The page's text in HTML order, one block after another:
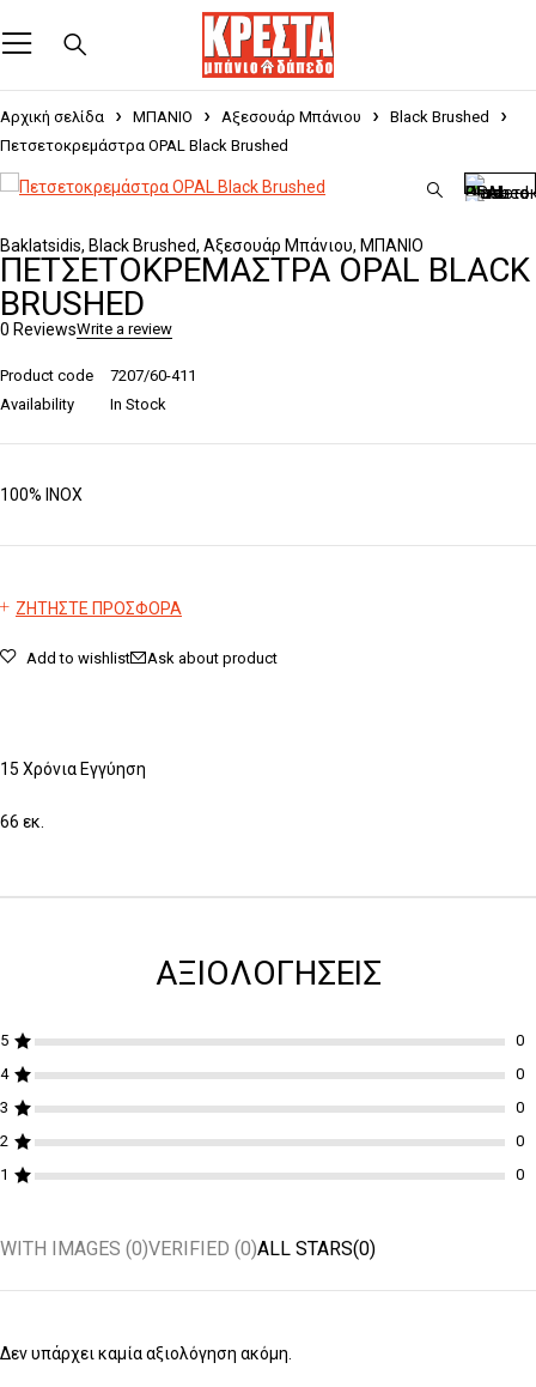
Αρχική σελίδα ΜΠΑΝΙΟ Αξεσουάρ Μπάνιου
Black Brushed
Πετσετοκρεμάστρα OPAL Black Brushed
Baklatsidis, Black Brushed, Αξεσουάρ Μπάνιου, ΜΠΑΝΙΟ
ΠΕΤΣΕΤΟΚΡΕΜΆΣΤΡΑ OPAL BLACK
BRUSHED
0 ReviewsWrite a review
Product code
7207/60-411
Availability
In Stock
100% INOX
ΖΗΤΗΣΤΕ ΠΡΟΣΦΟΡΑ
Add to wishlist Ask about product
15 Χρόνια Εγγύηση
66 εκ.
ΑΞΙΟΛΟΓΉΣΕΙΣ
5
4
3
2
1
WITH IMAGES (0)VERIFIED (0)ALL STARS(0)
Δεν υπάρχει καμία αξιολόγηση ακόμη.